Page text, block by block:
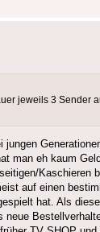
jeweils 3 Sender
man eh kaum
Kaschieren
auf einen
hat. Als